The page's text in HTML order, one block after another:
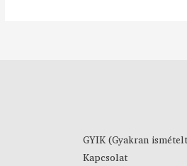
0
0
GYIK (Gyakran
Kapcsolat